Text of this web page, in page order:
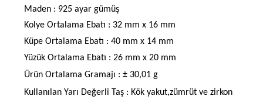
Maden : 925 ayar gümüş
Kolye Ortalama Ebatı : 32 mm x 16 mm
Küpe Ortalama Ebatı : 40 mm x 14 mm
Yüzük Ortalama Ebatı : 26 mm x 20 mm
Ürün Ortalama Gramajı : ± 30,01 g
Kullanılan Yarı Değerli Taş : Kök yakut,zümrüt ve zirkon